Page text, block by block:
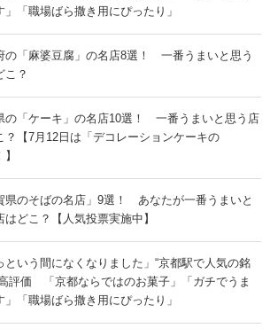
」「職場ばら撒き用にぴったり」
の「麻婆豆腐」の名店8選！ 一番うまいと思う
こ？
の「ケーキ」の名店10選！ 一番うまいと思う店
？【7月12日は「デコレーションケーキの
県のそばの名店」9選！ あなたが一番うまいと
はどこ？【人気投票実施中】
という間になくなりました」“京都駅で人気の銘
評価 「京都ならではのお菓子」「ガチでうま
」「職場ばら撒き用にぴったり」